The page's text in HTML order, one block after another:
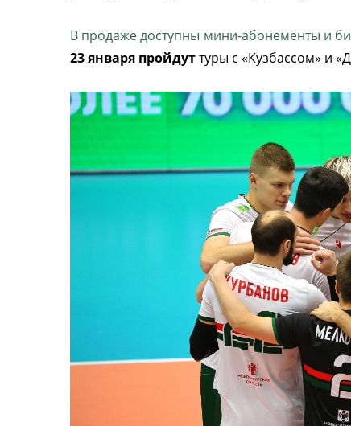
В продаже доступны мини-абонементы и
23 января пройдуттуры с «Кузбассом» и